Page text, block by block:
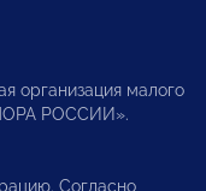
организация малого
РОССИИ».
Согласно